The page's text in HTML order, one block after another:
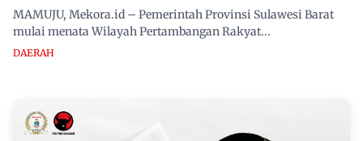
MAMUJU, Mekora.id – Pemerintah Provinsi Sulawesi Barat
mulai menata Wilayah Pertambangan Rakyat...
DAERAH